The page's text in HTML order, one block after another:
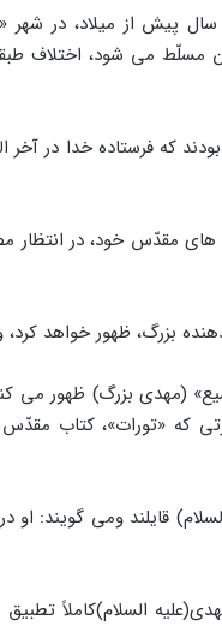
ـ گروهى از مصریان که در حدود ۳۰۰۰
مسلّط مى شود، اختلاف
که فرستاده خدا در آخر
هاى مقدّس خود، در
(مهدى بزرگ) ظهور مى
که «تورات»، کتاب
قایلند ومى گویند: او
السلام)کاملاً